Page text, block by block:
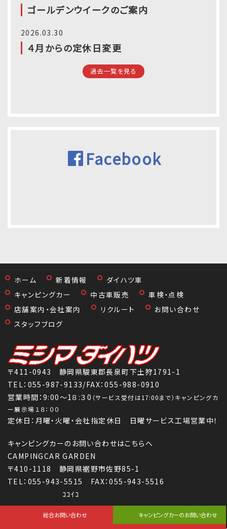
ゴールデンウイークのご案内
2026.03.30
４月からの定休日変更
過去一覧を見る
Facebook
ホーム 新着情報
ダイハツ車
キャンピングカー
中古車販売
車検・点検
店舗案内・会社案内
リクルート
お問い合わせ
スタッフブログ
〒411-0943 静岡県駿東郡長泉町下土狩1791-1
TEL： 055-987-9133/FAX：055-988-0910
営業時間：9:00～1８:３0 （サービス受付は17:00まで）キャンピングカ
ー展示場１８：００
定休日：月曜・火曜・会社指定休日 日曜サービス工場営業中！
キャンピングカーのお問い合わせはこちらへ
CAMPINGCAR GARDEN
〒410-1118 静岡県裾野市佐野85-1
TEL：055-943-5515 FAX：055-943-5516
ｺｺｲｺ
総合お問い合わせ キャンピングカーのお問い合わせ
Copyright (C) 株式会社三島ダイハツ All Rights Reserved.